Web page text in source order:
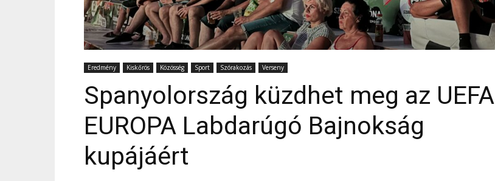
Eredmény Kiskőrös Közösség Sport Szórakozás Verseny
Spanyolország küzdhet meg az UEFA
EUROPA Labdarúgó Bajnokság
kupájáért